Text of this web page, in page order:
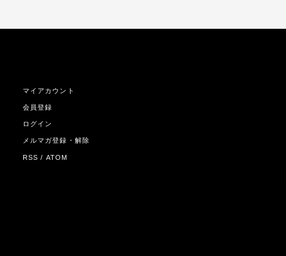
マイアカウント
会員登録
ログイン
メルマガ登録・解除
RSS / ATOM